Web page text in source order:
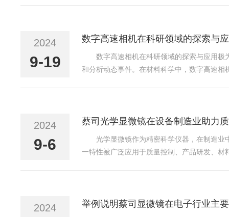
2024
9-19
数字高速相机在科研领域的探索与
数字高速相机在科研领域的探索与应用
和分析动态事件。在材料科学中，数字高速
2024
9-6
蔡司光学显微镜在设备制造业助力
光学显微镜作为精密科学仪器，在制造
一特性被广泛应用于质量控制、产品研发、
2024 举例说明蔡司显微镜在电子行业主